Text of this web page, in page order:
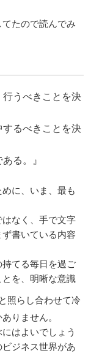
たので読んでみ
行うべきことを決
するべきことを決
る。』
に、いま、最も
はなく、手で文字
書いている内容
持てる毎日を過ご
を、明晰な意識
照らし合わせて冷
りません。
はよいでしょう
ジネス世界があ